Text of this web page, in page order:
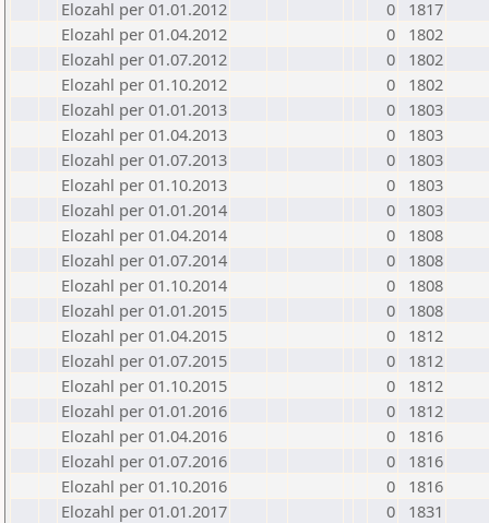
Elozahl per 01.01.2012
0
1817
Elozahl per 01.04.2012
0
1802
Elozahl per 01.07.2012
0
1802
Elozahl per 01.10.2012
0
1802
Elozahl per 01.01.2013
0
1803
Elozahl per 01.04.2013
0
1803
Elozahl per 01.07.2013
0
1803
Elozahl per 01.10.2013
0
1803
Elozahl per 01.01.2014
0
1803
Elozahl per 01.04.2014
0
1808
Elozahl per 01.07.2014
0
1808
Elozahl per 01.10.2014
0
1808
Elozahl per 01.01.2015
0
1808
Elozahl per 01.04.2015
0
1812
Elozahl per 01.07.2015
0
1812
Elozahl per 01.10.2015
0
1812
Elozahl per 01.01.2016
0
1812
Elozahl per 01.04.2016
0
1816
Elozahl per 01.07.2016
0
1816
Elozahl per 01.10.2016
0
1816
Elozahl per 01.01.2017
0
1831